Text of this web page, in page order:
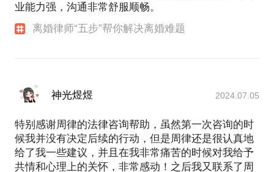
业能力强，沟通非常舒服顺畅。
离婚律师“五步”帮你解决离婚难题
神光煜煜 2024.07.05
特别感谢周律的法律咨询帮助，虽然第一次咨询的时
候我并没有决定后续的行动，但是周律还是很认真地
给了我一些建议，并且在我非常痛苦的时候对我给予
共情和心理上的关怀，非常感动！之后我又联系了周